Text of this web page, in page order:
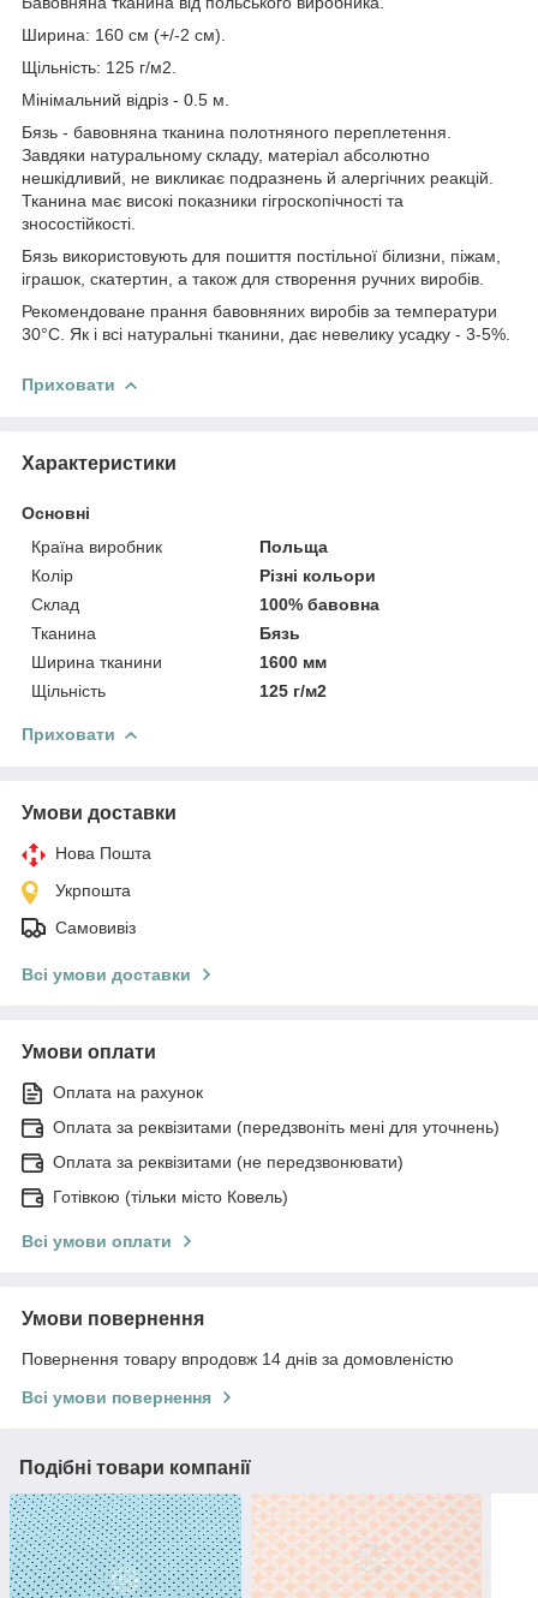
Ширина: 160 см (+/-2 см).
Щільність: 125 г/м2.
Мінімальний відріз - 0.5 м.
Бязь - бавовняна тканина полотняного переплетення.
Завдяки натуральному складу, матеріал абсолютно
нешкідливий, не викликає подразнень й алергічних реакцій.
Тканина має високі показники гігроскопічності та
зносостійкості.
Бязь використовують для пошиття постільної білизни, піжам,
іграшок, скатертин, а також для створення ручних виробів.
Рекомендоване прання бавовняних виробів за температури
30°С. Як і всі натуральні тканини, дає невелику усадку - 3-5%.
Приховати
Характеристики
Основні
Країна виробник
Польща
Колір
Різні кольори
Склад
100% бавовна
Тканина
Бязь
Ширина тканини
1600 мм
Щільність
125 г/м2
Приховати
Умови доставки
Нова Пошта
Укрпошта
Самовивіз
Всі умови доставки
Умови оплати
Оплата на рахунок
Оплата за реквізитами (передзвоніть мені для уточнень)
Оплата за реквізитами (не передзвонювати)
Готівкою (тільки місто Ковель)
Всі умови оплати
Умови повернення
Повернення товару впродовж 14 днів за домовленістю
Всі умови повернення
Подібні товари компанії